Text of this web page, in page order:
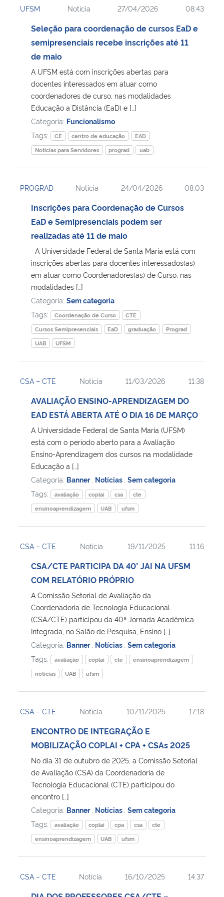
Ministério da Cidadania
Ministério da Saúde
Ministério de Minas e Energia
Ministério da Ciência, Tecnologia, Inovações e Comunicações
Ministério do Meio Ambiente
Ministério do Turismo
Ministério do Desenvolvimento Regional
Ministério da Mulher, da Família e dos Direitos Humanos
Secretaria-Geral
Secretaria de Governo
Gabinete de Segurança Institucional
Advocacia-Geral da União
Planalto
UFSM Notícia 27/04/2026 08:43
Seleção para coordenação de cursos EaD e
semipresenciais recebe inscrições até 11
de maio
A UFSM está com inscrições abertas para
docentes interessados em atuar como
coordenadores de curso, nas modalidades
Educação a Distância (EaD) e […]
Categoria: Funcionalismo
Tags:
CE centro de educação
EAD
Notícias para Servidores
prograd uab
PROGRAD Notícia 24/04/2026 08:03
Inscrições para Coordenação de Cursos
EaD e Semipresenciais podem ser
realizadas até 11 de maio
A Universidade Federal de Santa Maria está com
inscrições abertas para docentes interessados(as)
em atuar como Coordenadores(as) de Curso, nas
modalidades […]
Categoria: Sem categoria
Tags:
Coordenação de Curso
CTE
Cursos Semipresenciais
EaD graduação
Prograd
UAB
UFSM
CSA – CTE Notícia 11/03/2026 11:38
AVALIAÇÃO ENSINO-APRENDIZAGEM DO
EAD ESTÁ ABERTA ATÉ O DIA 16 DE MARÇO
A Universidade Federal de Santa Maria (UFSM)
está com o período aberto para a Avaliação
Ensino-Aprendizagem dos cursos na modalidade
Educação a […]
Categoria: Banner Notícias Sem categoria
Tags:
avaliação coplai csa
cte
ensinoaprendizagem
UAB ufsm
CSA – CTE Notícia 19/11/2025 11:16
CSA/CTE PARTICIPA DA 40° JAI NA UFSM
COM RELATÓRIO PRÓPRIO
A Comissão Setorial de Avaliação da
Coordenadoria de Tecnologia Educacional
(CSA/CTE) participou da 40ª Jornada Acadêmica
Integrada, no Salão de Pesquisa, Ensino […]
Categoria: Banner Notícias Sem categoria
Tags:
avaliação coplai cte
ensinoaprendizagem
noticias
UAB ufsm
CSA – CTE Notícia 10/11/2025 17:18
ENCONTRO DE INTEGRAÇÃO E
MOBILIZAÇÃO COPLAI + CPA + CSAs 2025
No dia 31 de outubro de 2025, a Comissão Setorial
de Avaliação (CSA) da Coordenadoria de
Tecnologia Educacional (CTE) participou do
encontro […]
Categoria: Banner Notícias Sem categoria
Tags:
avaliação coplai cpa csa
cte
ensinoaprendizagem
UAB ufsm
CSA – CTE Notícia 16/10/2025 14:37